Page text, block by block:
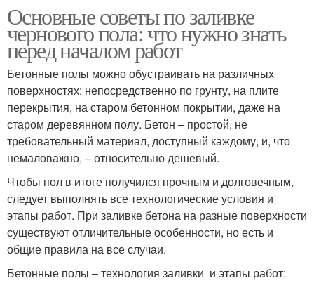
Основные советы по заливке
чернового пола: что нужно знать
перед началом работ
Бетонные полы можно обустраивать на различных
поверхностях: непосредственно по грунту, на плите
перекрытия, на старом бетонном покрытии, даже на
старом деревянном полу. Бетон – простой, не
требовательный материал, доступный каждому, и, что
немаловажно, – относительно дешевый.
Чтобы пол в итоге получился прочным и долговечным,
следует выполнять все технологические условия и
этапы работ. При заливке бетона на разные поверхности
существуют отличительные особенности, но есть и
общие правила на все случаи.
Бетонные полы – технология заливки и этапы работ: